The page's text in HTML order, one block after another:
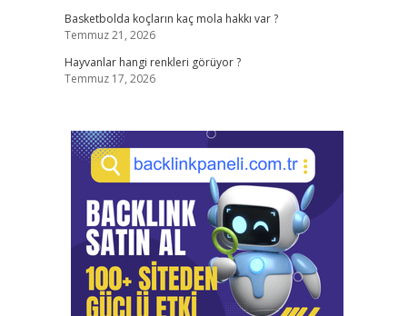
Basketbolda koçların kaç mola hakkı var ?
Temmuz 21, 2026
Hayvanlar hangi renkleri görüyor ?
Temmuz 17, 2026